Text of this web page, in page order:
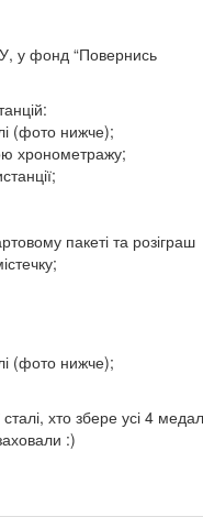
у фонд “Повернись
(фото нижче);
хронометражу;
пакеті та розіграш
(фото нижче);
хто збере усі 4
:)